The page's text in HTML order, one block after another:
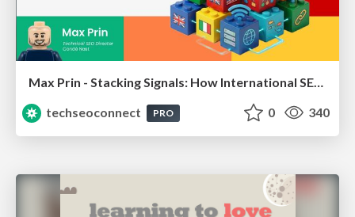
Max Prin - Stacking Signals: How International SEO Comes Together (And Falls Apart)
techseoconnect
PRO 0 340